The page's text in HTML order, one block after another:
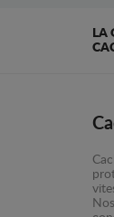
LA